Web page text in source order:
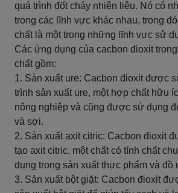
quá trình đốt cháy nhiên liệu. Nó có
trong các lĩnh vực khác nhau, trong
chất là một trong những lĩnh vực sử
Các ứng dụng của cacbon đioxit
chất gồm:
1. Sản xuất ure: Cacbon đioxit được
trình sản xuất ure, một hợp chất hữu
nông nghiệp và cũng được sử dụng
và sợi.
2. Sản xuất axit citric: Cacbon đioxit
tạo axit citric, một chất có tính chất
dụng trong sản xuất thực phẩm và đồ
3. Sản xuất bột giặt: Cacbon đioxit